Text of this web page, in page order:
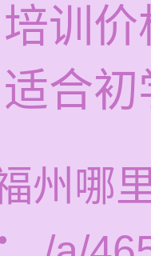
训
合
州哪